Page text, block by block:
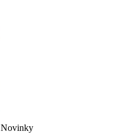
Novinky